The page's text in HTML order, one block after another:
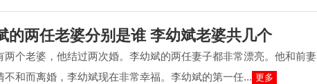
的两任老婆分别是谁 李幼斌老婆共几个
两个老婆，他结过两次婚。李幼斌的两任妻子都非常漂亮。他和前妻
不和而离婚，李幼斌现在非常幸福。李幼斌的第一任... 更多